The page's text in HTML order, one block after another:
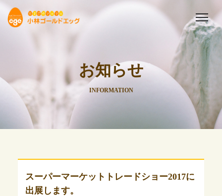
お知らせ
INFORMATION
スーパーマーケットトレードショー2017に
出展します。